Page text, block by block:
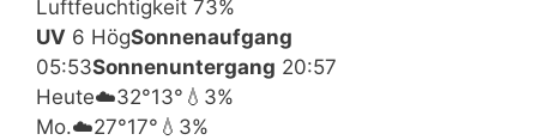
Luftfeuchtigkeit 73%
UV 6 HögSonnenaufgang
05:53Sonnenuntergang 20:57
Heute☁️32°13° 💧3%
Mo.☁️27°17° 💧3%